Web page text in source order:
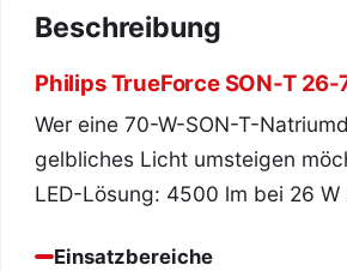
Beschreibung
Philips TrueForce SON-T
Wer eine 70-W-SON-T-
gelbliches Licht umsteigen
LED-Lösung: 4500 lm bei 26
Einsatzbereiche